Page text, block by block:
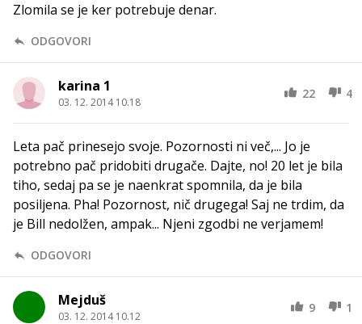
Zlomila se je ker potrebuje denar.
ODGOVORI
karina 1
03. 12. 2014 10.18
22 4
Leta pač prinesejo svoje. Pozornosti ni več,... Jo je
potrebno pač pridobiti drugače. Dajte, no! 20 let je bila
tiho, sedaj pa se je naenkrat spomnila, da je bila
posiljena. Pha! Pozornost, nič drugega! Saj ne trdim, da
je Bill nedolžen, ampak... Njeni zgodbi ne verjamem!
ODGOVORI
Mejduš
03. 12. 2014 10.12
9 1